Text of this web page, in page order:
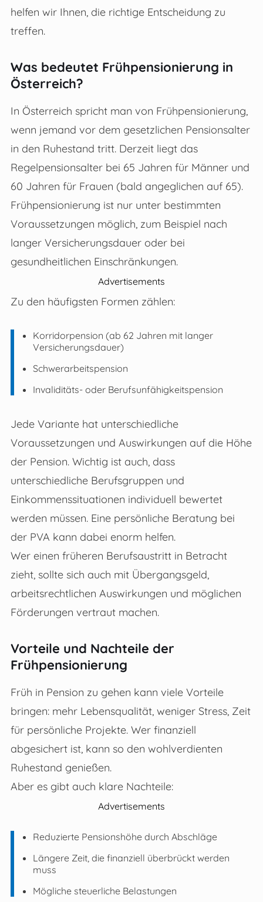
helfen wir Ihnen, die richtige Entscheidung zu
treffen.
Was bedeutet Frühpensionierung in
Österreich?
In Österreich spricht man von Frühpensionierung,
wenn jemand vor dem gesetzlichen Pensionsalter
in den Ruhestand tritt. Derzeit liegt das
Regelpensionsalter bei 65 Jahren für Männer und
60 Jahren für Frauen (bald angeglichen auf 65).
Frühpensionierung ist nur unter bestimmten
Voraussetzungen möglich, zum Beispiel nach
langer Versicherungsdauer oder bei
gesundheitlichen Einschränkungen.
Advertisements
Zu den häufigsten Formen zählen:
Korridorpension (ab 62 Jahren mit langer
Versicherungsdauer)
Schwerarbeitspension
Invaliditäts- oder Berufsunfähigkeitspension
Jede Variante hat unterschiedliche
Voraussetzungen und Auswirkungen auf die Höhe
der Pension. Wichtig ist auch, dass
unterschiedliche Berufsgruppen und
Einkommenssituationen individuell bewertet
werden müssen. Eine persönliche Beratung bei
der PVA kann dabei enorm helfen.
Wer einen früheren Berufsaustritt in Betracht
zieht, sollte sich auch mit Übergangsgeld,
arbeitsrechtlichen Auswirkungen und möglichen
Förderungen vertraut machen.
Vorteile und Nachteile der
Frühpensionierung
Früh in Pension zu gehen kann viele Vorteile
bringen: mehr Lebensqualität, weniger Stress, Zeit
für persönliche Projekte. Wer finanziell
abgesichert ist, kann so den wohlverdienten
Ruhestand genießen.
Aber es gibt auch klare Nachteile:
Advertisements
Reduzierte Pensionshöhe durch Abschläge
Längere Zeit, die finanziell überbrückt werden
muss
Mögliche steuerliche Belastungen